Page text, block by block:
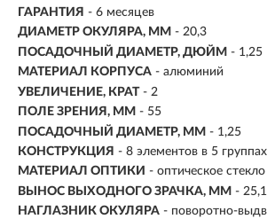
ГАРАНТИЯ - 6 месяцев
ДИАМЕТР ОКУЛЯРА, ММ - 20,3
ПОСАДОЧНЫЙ ДИАМЕТР, ДЮЙМ - 1,25
МАТЕРИАЛ КОРПУСА - алюминий
УВЕЛИЧЕНИЕ, КРАТ - 2
ПОЛЕ ЗРЕНИЯ, ММ - 55
ПОСАДОЧНЫЙ ДИАМЕТР, ММ - 1,25
КОНСТРУКЦИЯ - 8 элементов в 5 группах
МАТЕРИАЛ ОПТИКИ - оптическое стекло
ВЫНОС ВЫХОДНОГО ЗРАЧКА, ММ -
НАГЛАЗНИК ОКУЛЯРА - поворотно-